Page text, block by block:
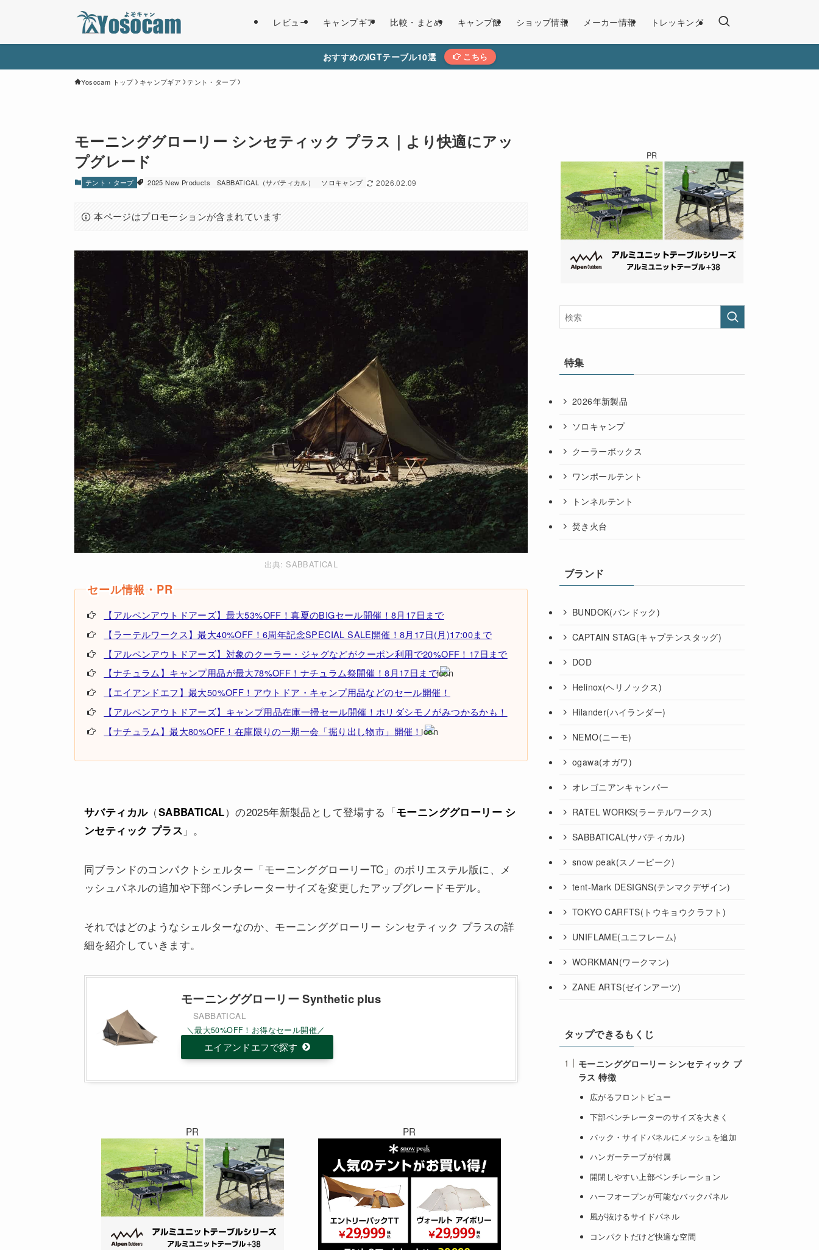
レビュー キャンプギア 比較・まとめ キャンプ飯 ショップ情報 メーカー情報 トレッキング
おすすめのIGTテーブル10選 こちら
Yosocam トップ キャンプギア テント・タープ
モーニンググローリー シンセティック プラス｜より快適にアッ
プグレード
テント・タープ 2025 New Products SABBATICAL（サバティカル） ソロキャンプ 2026.02.09
本ページはプロモーションが含まれています
出典: SABBATICAL
【アルペンアウトドアーズ】最大53%OFF！真夏のBIGセール開催！8月17日まで
【ラーテルワークス】最大40%OFF！6周年記念SPECIAL SALE開催！8月17日(月)17:00まで
【アルペンアウトドアーズ】対象のクーラー・ジャグなどがクーポン利用で20%OFF！17日まで
【ナチュラム】キャンプ用品が最大78%OFF！ナチュラム祭開催！8月17日まで
【エイアンドエフ】最大50%OFF！アウトドア・キャンプ用品などのセール開催！
【アルペンアウトドアーズ】キャンプ用品在庫一掃セール開催！ホリダシモノがみつかるかも！
【ナチュラム】最大80%OFF！在庫限りの一期一会「掘り出し物市」開催！
サバティカル（SABBATICAL）の2025年新製品として登場する「モーニンググローリー シ
ンセティック プラス 」。
同ブランドのコンパクトシェルター「モーニンググローリーTC」のポリエステル版に、メ
ッシュパネルの追加や下部ベンチレーターサイズを変更したアップグレードモデル。
それではどのようなシェルターなのか、モーニンググローリー シンセティック プラスの詳
細を紹介していきます。
モーニンググローリー Synthetic plus
SABBATICAL
エイアンドエフ
PR PR
PR
特集
2026年新製品
ソロキャンプ
クーラーボックス
ワンポールテント
トンネルテント
焚き火台
ブランド
BUNDOK(バンドック)
CAPTAIN STAG(キャプテンスタッグ)
DOD
Helinox(ヘリノックス)
Hilander(ハイランダー)
NEMO(ニーモ)
ogawa(オガワ)
オレゴニアンキャンパー
RATEL WORKS(ラーテルワークス)
SABBATICAL(サバティカル)
snow peak(スノーピーク)
tent-Mark DESIGNS(テンマクデザイン)
TOKYO CARFTS(トウキョウクラフト)
UNIFLAME(ユニフレーム)
WORKMAN(ワークマン)
ZANE ARTS(ゼインアーツ)
タップできるもくじ
モーニンググローリー シンセティック プ
ラス 特徴
広がるフロントビュー
下部ベンチレーターのサイズを大きく
バック・サイドパネルにメッシュを追加
ハンガーテープが付属
開閉しやすい上部ベンチレーション
ハーフオープンが可能なバックパネル
風が抜けるサイドパネル
コンパクトだけど快適な空間